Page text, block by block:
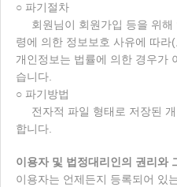
○ 파기절차
회원님이 회원가입 등을 위해
령에 의한 정보보호 사유에 따
개인정보는 법률에 의한 경우가
습니다.
○ 파기방법
전자적 파일 형태로 저장된 개
합니다.
이용자 및 법정대리인의 권리와
이용자는 언제든지 등록되어 있